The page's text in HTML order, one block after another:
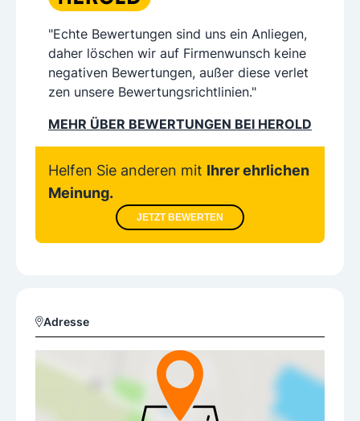
"Echte Bewertungen sind uns ein Anliegen,
daher löschen wir auf Firmenwunsch keine
negativen Bewertungen, außer diese verlet
zen unsere Bewertungsrichtlinien."
MEHR ÜBER BEWERTUNGEN BEI HEROLD
Helfen Sie anderen mit Ihrer ehrlichen
Meinung.
JETZT BEWERTEN
Adresse